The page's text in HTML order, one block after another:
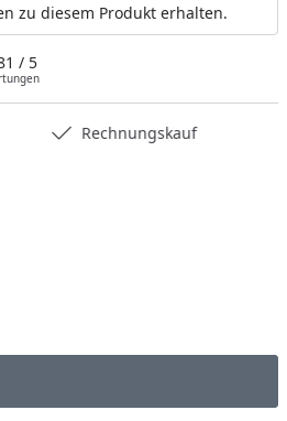
zu diesem Produkt erhalten.
/ 5
Rechnungskauf